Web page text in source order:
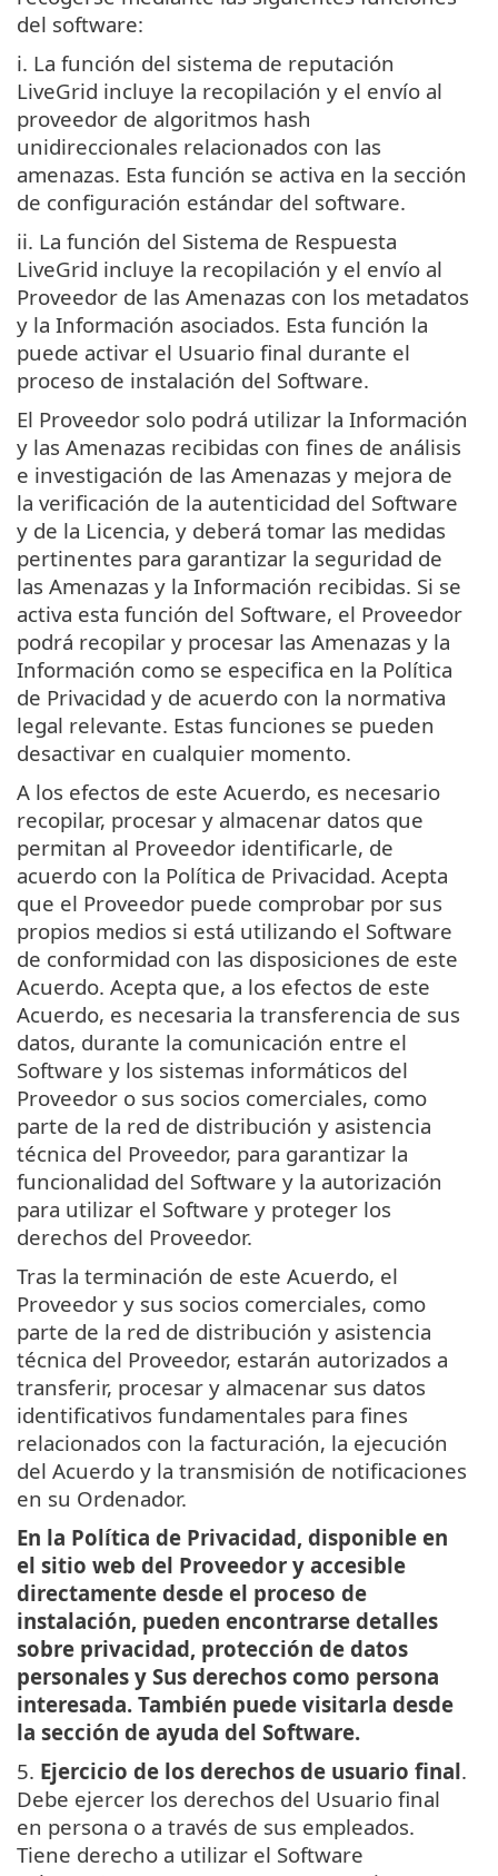
del software:
i. La función del sistema de reputación
LiveGrid incluye la recopilación y el envío al
proveedor de algoritmos hash
unidireccionales relacionados con las
amenazas. Esta función se activa en la sección
de configuración estándar del software.
ii. La función del Sistema de Respuesta
LiveGrid incluye la recopilación y el envío al
Proveedor de las Amenazas con los metadatos
y la Información asociados. Esta función la
puede activar el Usuario final durante el
proceso de instalación del Software.
El Proveedor solo podrá utilizar la Información
y las Amenazas recibidas con fines de análisis
e investigación de las Amenazas y mejora de
la verificación de la autenticidad del Software
y de la Licencia, y deberá tomar las medidas
pertinentes para garantizar la seguridad de
las Amenazas y la Información recibidas. Si se
activa esta función del Software, el Proveedor
podrá recopilar y procesar las Amenazas y la
Información como se especifica en la Política
de Privacidad y de acuerdo con la normativa
legal relevante. Estas funciones se pueden
desactivar en cualquier momento.
A los efectos de este Acuerdo, es necesario
recopilar, procesar y almacenar datos que
permitan al Proveedor identificarle, de
acuerdo con la Política de Privacidad. Acepta
que el Proveedor puede comprobar por sus
propios medios si está utilizando el Software
de conformidad con las disposiciones de este
Acuerdo. Acepta que, a los efectos de este
Acuerdo, es necesaria la transferencia de sus
datos, durante la comunicación entre el
Software y los sistemas informáticos del
Proveedor o sus socios comerciales, como
parte de la red de distribución y asistencia
técnica del Proveedor, para garantizar la
funcionalidad del Software y la autorización
para utilizar el Software y proteger los
derechos del Proveedor.
Tras la terminación de este Acuerdo, el
Proveedor y sus socios comerciales, como
parte de la red de distribución y asistencia
técnica del Proveedor, estarán autorizados a
transferir, procesar y almacenar sus datos
identificativos fundamentales para fines
relacionados con la facturación, la ejecución
del Acuerdo y la transmisión de notificaciones
en su Ordenador.
En la Política de Privacidad, disponible en
el sitio web del Proveedor y accesible
directamente desde el proceso de
instalación, pueden encontrarse detalles
sobre privacidad, protección de datos
personales y Sus derechos como persona
interesada. También puede visitarla desde
la sección de ayuda del Software.
5. Ejercicio de los derechos de usuario final.
Debe ejercer los derechos del Usuario final
en persona o a través de sus empleados.
Tiene derecho a utilizar el Software